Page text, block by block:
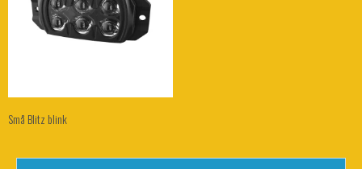
Små Blitz blink